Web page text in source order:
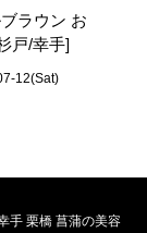
ラウン お
戸/幸手]
12(Sat)
手 栗橋 菖蒲の美容